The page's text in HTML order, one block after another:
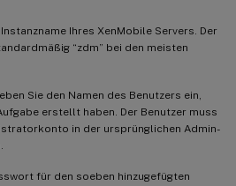
Instanzname Ihres XenMobile Servers. Der
“zdm” bei den meisten
Sie den Namen des Benutzers ein,
erstellt haben. Der Benutzer muss
in der ursprünglichen Admin-
für den soeben hinzugefügten